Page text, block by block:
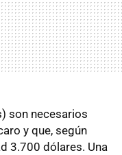
son necesarios
y que, según
3.700 dólares. Una